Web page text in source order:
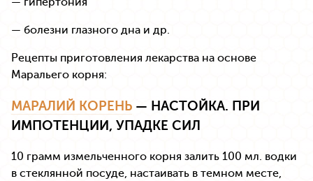
— болезни глазного дна и др.
Рецепты приготовления лекарства на основе
Маральего корня:
МАРАЛИЙ КОРЕНЬ — НАСТОЙКА. ПРИ
ИМПОТЕНЦИИ, УПАДКЕ СИЛ
10 грамм измельченного корня залить 100 мл. водки
в стеклянной посуде, настаивать в темном месте,